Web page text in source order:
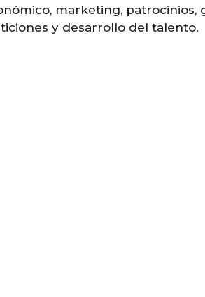
marketing, patrocinios,
y desarrollo del talento.